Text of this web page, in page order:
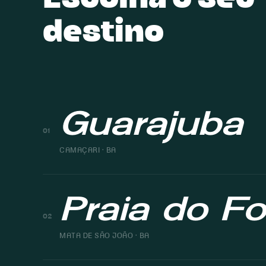
destino
01 Guarajuba
CAMAÇARI · BA
02 Praia do
MATA DE SÃO JOÃO · BA